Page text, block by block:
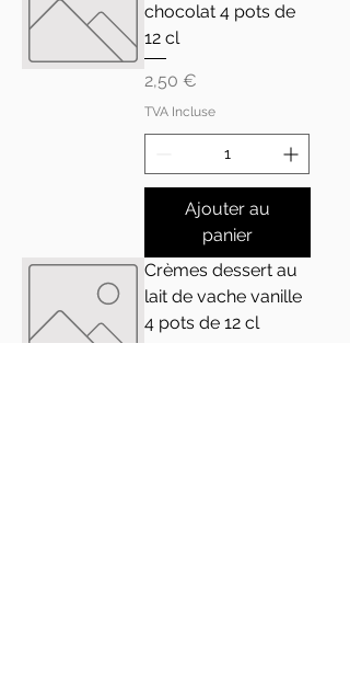
chocolat 4 pots de
12 cl
Prix
2,50 €
TVA Incluse
Ajouter au
panier
Crèmes dessert au
lait de vache vanille
4 pots de 12 cl